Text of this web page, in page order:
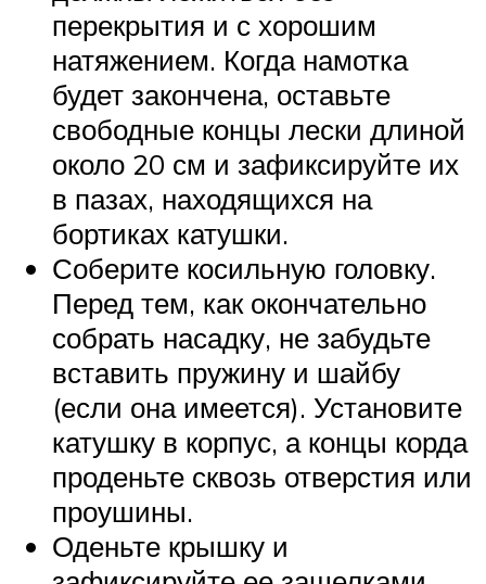
перекрытия и с хорошим
натяжением. Когда намотка
будет закончена, оставьте
свободные концы лески длиной
около 20 см и зафиксируйте их
в пазах, находящихся на
бортиках катушки.
Соберите косильную головку.
Перед тем, как окончательно
собрать насадку, не забудьте
вставить пружину и шайбу
(если она имеется). Установите
катушку в корпус, а концы корда
проденьте сквозь отверстия или
проушины.
Оденьте крышку и